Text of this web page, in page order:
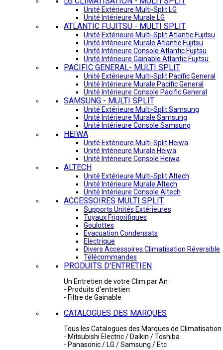
Unité Extérieure Multi-Split LG
Unité Intérieure Murale LG
ATLANTIC FUJITSU - MULTI SPLIT
Unité Extérieure Multi-Split Atlantic Fujitsu
Unité Intérieure Murale Atlantic Fujitsu
Unité Intérieure Console Atlantic Fujitsu
Unité Intérieure Gainable Atlantic Fujitsu
PACIFIC GENERAL- MULTI SPLIT
Unité Extérieure Multi-Split Pacific General
Unité Intérieure Murale Pacific General
Unité Intérieure Console Pacific General
SAMSUNG - MULTI SPLIT
Unité Extérieure Multi-Split Samsung
Unité Intérieure Murale Samsung
Unité Intérieure Console Samsung
HEIWA
Unité Extérieure Multi-Split Heiwa
Unité Intérieure Murale Heiwa
Unité Intérieure Console Heiwa
ALTECH
Unité Extérieure Multi-Split Altech
Unité Intérieure Murale Altech
Unité Intérieure Console Altech
ACCESSOIRES MULTI SPLIT
Supports Unités Extérieures
Tuyaux Frigorifiques
Goulottes
Evacuation Condensats
Electrique
Divers Accessoires Climatisation Réversible
Télécommandes
PRODUITS D'ENTRETIEN
Un Entretien de votre Clim par An :
- Produits d'entretien
- Filtre de Gainable
CATALOGUES DES MARQUES
Tous les Catalogues des Marques de Climatisation
- Mitsubishi Electric / Daikin / Toshiba
- Panasonic / LG / Samsung / Etc